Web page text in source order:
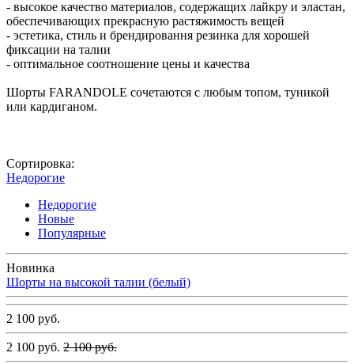
- высокое качество материалов, содержащих лайкру и эластан,
обеспечивающих прекрасную растяжимость вещей
- эстетика, стиль и брендировання резинка для хорошей
фиксации на талии
- оптимальное соотношение цены и качества
Шорты FARANDOLE сочетаются с любым топом, туникой
или кардиганом.
Сортировка:
Недорогие
Недорогие
Новые
Популярные
Новинка
Шорты на высокой талии (белый)
2 100 руб.
2 100 руб. 2 100 руб.